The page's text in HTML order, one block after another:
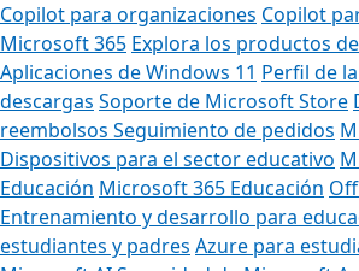
Copilot para organizaciones Copilot
Microsoft 365 Explora los productos
Aplicaciones de Windows 11 Perfil de
descargas Soporte de Microsoft Store
reembolsos Seguimiento de pedidos
Dispositivos para el sector educativo
Educación Microsoft 365 Educación
Entrenamiento y desarrollo para
estudiantes y padres Azure para